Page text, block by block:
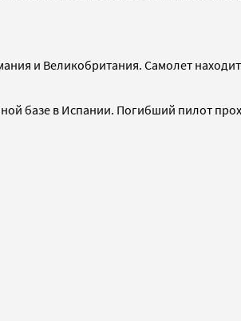
и Великобритания. Самолет
базе в Испании. Погибший пилот